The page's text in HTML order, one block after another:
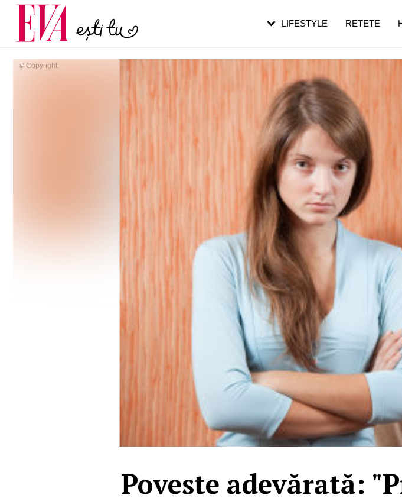
© Copyright:
Poveste adevărată:
LIFESTYLE RETETE
Carieră
Actualitate
pe măsură ce înaintezi în vârstă
de